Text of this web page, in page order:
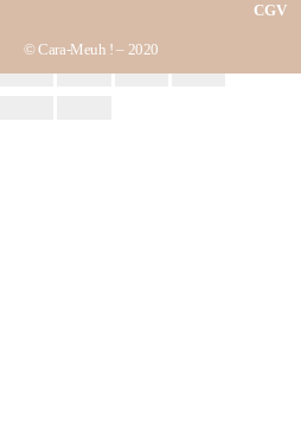
CGV
© Cara-Meuh ! – 2020